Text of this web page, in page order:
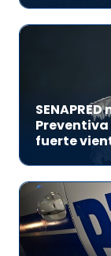
Preventiva
fuerte